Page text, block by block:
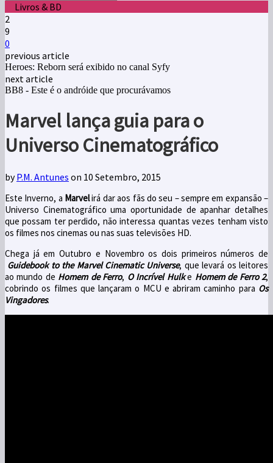
Livros & BD
2
9
0
previous article
Heroes: Reborn será exibido no canal Syfy
next article
BB8 - Este é o andróide que procurávamos
Marvel lança guia para o
Universo Cinematográfico
byP.M. Antunes on 10 Setembro, 2015
Este Inverno, a Marvelirá dar aos fãs do seu – sempre em expansão –
Universo Cinematográfico uma oportunidade de apanhar detalhes
que possam ter perdido, não interessa quantas vezes tenham visto
os filmes nos cinemas ou nas suas televisões HD.
Chega já em Outubro e Novembro os dois primeiros números de
Guidebook to the Marvel Cinematic Universe, que levará os leitores
ao mundo de Homem de Ferro, O Incrível Hulk e Homem de Ferro2,
cobrindo os filmes que lançaram o MCU e abriram caminho para Os
Vingadores.